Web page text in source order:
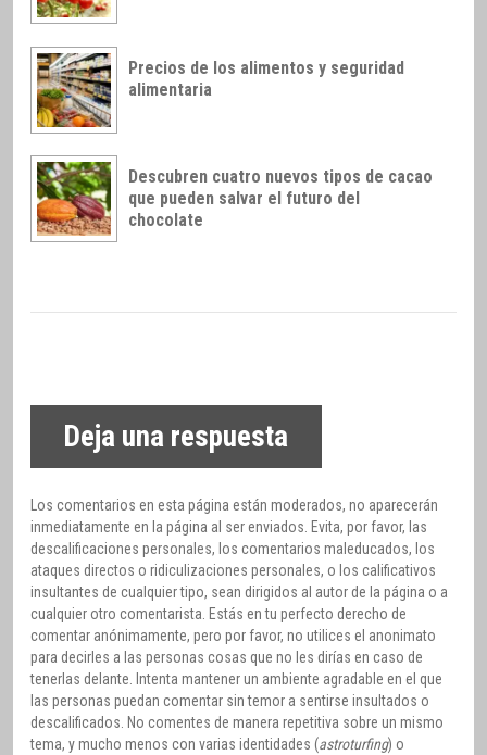
Precios de los alimentos y seguridad
alimentaria
Descubren cuatro nuevos tipos de cacao
que pueden salvar el futuro del
chocolate
Deja una respuesta
Los comentarios en esta página están moderados, no aparecerán
inmediatamente en la página al ser enviados. Evita, por favor, las
descalificaciones personales, los comentarios maleducados, los
ataques directos o ridiculizaciones personales, o los calificativos
insultantes de cualquier tipo, sean dirigidos al autor de la página o a
cualquier otro comentarista. Estás en tu perfecto derecho de
comentar anónimamente, pero por favor, no utilices el anonimato
para decirles a las personas cosas que no les dirías en caso de
tenerlas delante. Intenta mantener un ambiente agradable en el que
las personas puedan comentar sin temor a sentirse insultados o
descalificados. No comentes de manera repetitiva sobre un mismo
tema, y mucho menos con varias identidades (astroturfing) o